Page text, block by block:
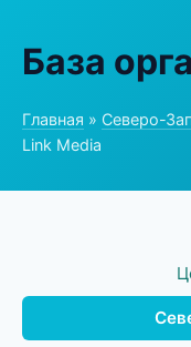
База
Главная » Северо-
Link Media